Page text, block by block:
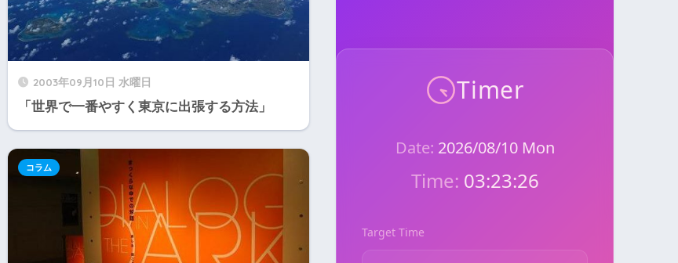
2003年09月10日 水曜日
「世界で一番やすく東京に出張する方法」
コラム